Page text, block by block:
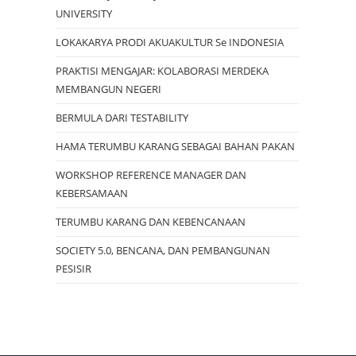
UNIVERSITY
LOKAKARYA PRODI AKUAKULTUR Se INDONESIA
PRAKTISI MENGAJAR: KOLABORASI MERDEKA
MEMBANGUN NEGERI
BERMULA DARI TESTABILITY
HAMA TERUMBU KARANG SEBAGAI BAHAN PAKAN
WORKSHOP REFERENCE MANAGER DAN
KEBERSAMAAN
TERUMBU KARANG DAN KEBENCANAAN
SOCIETY 5.0, BENCANA, DAN PEMBANGUNAN
PESISIR